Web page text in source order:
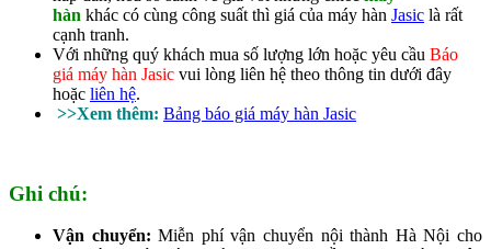
hàn khác có cùng công suất thì giá của máy hàn Jasic là rất
cạnh tranh.
Với những quý khách mua số lượng lớn hoặc yêu cầu Báo
giá máy hàn Jasic vui lòng liên hệ theo thông tin dưới đây
hoặc liên hệ.
>>Xem thêm: Bảng báo giá máy hàn Jasic
Ghi chú:
Vận chuyển: Miễn phí vận chuyển nội thành Hà Nội cho